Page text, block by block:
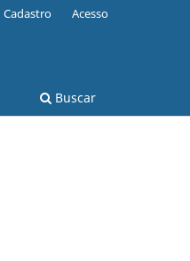
Buscar
Cadastro Acesso